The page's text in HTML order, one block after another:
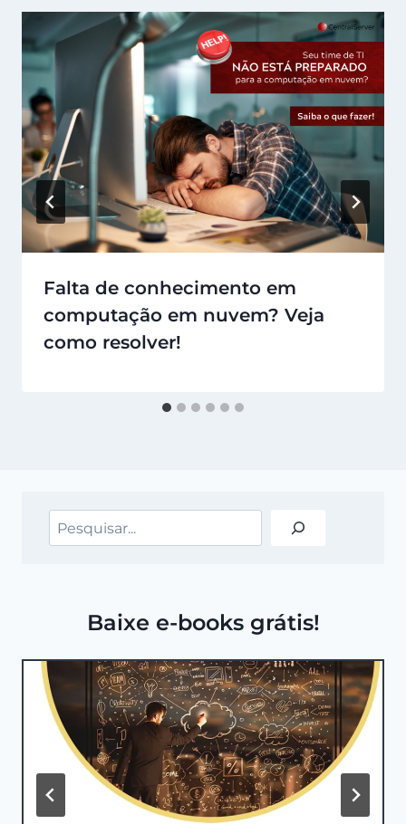
Falta de conhecimento em
computação em nuvem? Veja
como resolver!
Pesquisar
Baixe e-books grátis!